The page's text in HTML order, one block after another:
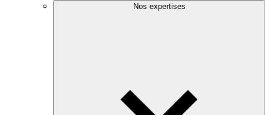
Nos expertises